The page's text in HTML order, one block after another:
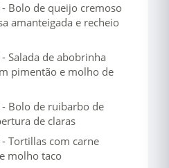
Bolo de queijo cremoso
amanteigada e recheio
Salada de abobrinha
pimentão e molho de
Bolo de ruibarbo de
de claras
Tortillas com carne
molho taco